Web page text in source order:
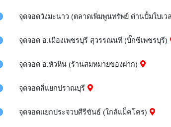
จุดจอดวังมะนาว (ตลาดเพิ่มพูนทรัพย์ ด่านปั้มใบเว
จุดจอด อ.เมืองเพชรบุรี สุวรรณนที (บิ๊กซีเพชรบุรี)
จุดจอด อ.หัวหิน (ร้านสมหมายของฝาก)
จุดจอดสี่แยกปราณบุรี
จุดจอดแยกประจวบศีรีขันธ์ (ใกล้แม็คโคร)